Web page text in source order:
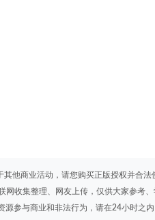
他商业活动，请您购买正版授权并合法
网收集整理、网友上传，仅供大家参考、
源参与商业和非法行为，请在24小时之内